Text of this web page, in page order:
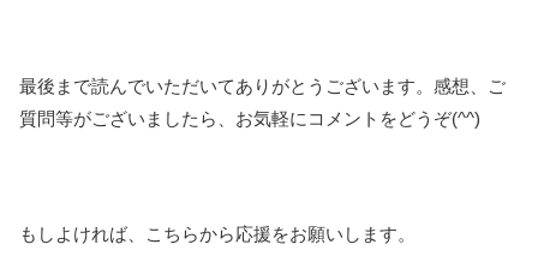
最後まで読んでいただいてありがとうございます。感想、ご
質問等がございましたら、お気軽にコメントをどうぞ(^^)
もしよければ、こちらから応援をお願いします。